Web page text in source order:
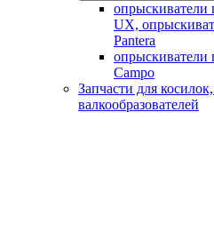
UX,
Pantera
Campo
Запчасти для
валкообразователей